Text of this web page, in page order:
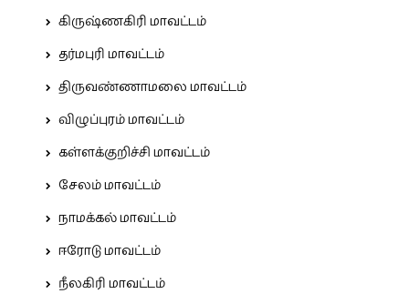
கிருஷ்ணகிரி மாவட்டம்
தர்மபுரி மாவட்டம்
திருவண்ணாமலை மாவட்டம்
விழுப்புரம் மாவட்டம்
கள்ளக்குறிச்சி மாவட்டம்
சேலம் மாவட்டம்
நாமக்கல் மாவட்டம்
ஈரோடு மாவட்டம்
நீலகிரி மாவட்டம்